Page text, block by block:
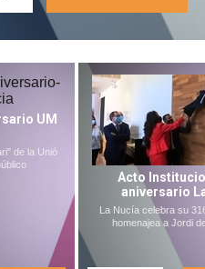
UM
de la Unió
Acto
aniversario
La Nucía celebra su
homenajea a Jordi